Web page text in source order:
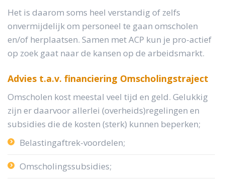
Het is daarom soms heel verstandig of zelfs
onvermijdelijk om personeel te gaan omscholen
en/of herplaatsen. Samen met ACP kun je pro-actief
op zoek gaat naar de kansen op de arbeidsmarkt.
Advies t.a.v. financiering Omscholingstraject
Omscholen kost meestal veel tijd en geld. Gelukkig
zijn er daarvoor allerlei (overheids)regelingen en
subsidies die de kosten (sterk) kunnen beperken;
Belastingaftrek-voordelen;
Omscholingssubsidies;